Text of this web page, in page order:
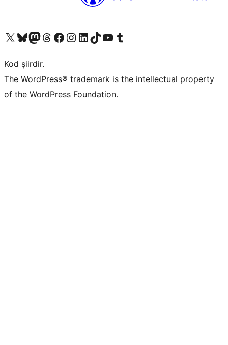
X (eski Twitter) hesabımıza bakın
Bluesky hesabımızı ziyaret edinMastodon hesabımızı ziyaret edinThreads hesabımızı ziyaret edinFacebook sayfamızı ziyaret edinInstagram hesabımızı ziyaret edinLinkedIn hesabımızı ziyaret edinTikTok hesabımızı ziyaret edinYouTube kanalımızı ziyaret edinTumblr hesabımızı ziyaret edin
Kod şiirdir.
The WordPress® trademark is the intellectual property
of the WordPress Foundation.